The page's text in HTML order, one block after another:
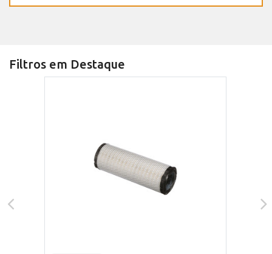
Filtros em Destaque